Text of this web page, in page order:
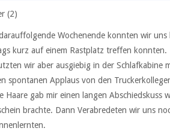
(2)
Wochenende konnten wir
kurz auf einem Rastplatz treffen
wir aber ausgiebig in der Schlafkabine
spontanen Applaus von den
gab mir einen langen Abschiedskuss
brachte. Dann Verabredeten wir uns